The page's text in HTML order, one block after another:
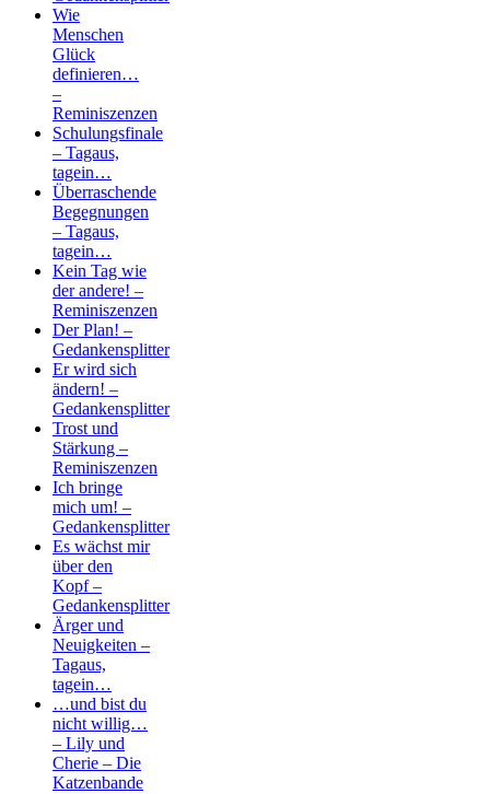
Wie
Menschen
Glück
definieren…
–
Reminiszenzen
Schulungsfinale
– Tagaus,
tagein…
Überraschende
Begegnungen
– Tagaus,
tagein…
Kein Tag wie
der andere! –
Reminiszenzen
Der Plan! –
Gedankensplitter
Er wird sich
ändern! –
Gedankensplitter
Trost und
Stärkung –
Reminiszenzen
Ich bringe
mich um! –
Gedankensplitter
Es wächst mir
über den
Kopf –
Gedankensplitter
Ärger und
Neuigkeiten –
Tagaus,
tagein…
…und bist du
nicht willig…
– Lily und
Cherie – Die
Katzenbande